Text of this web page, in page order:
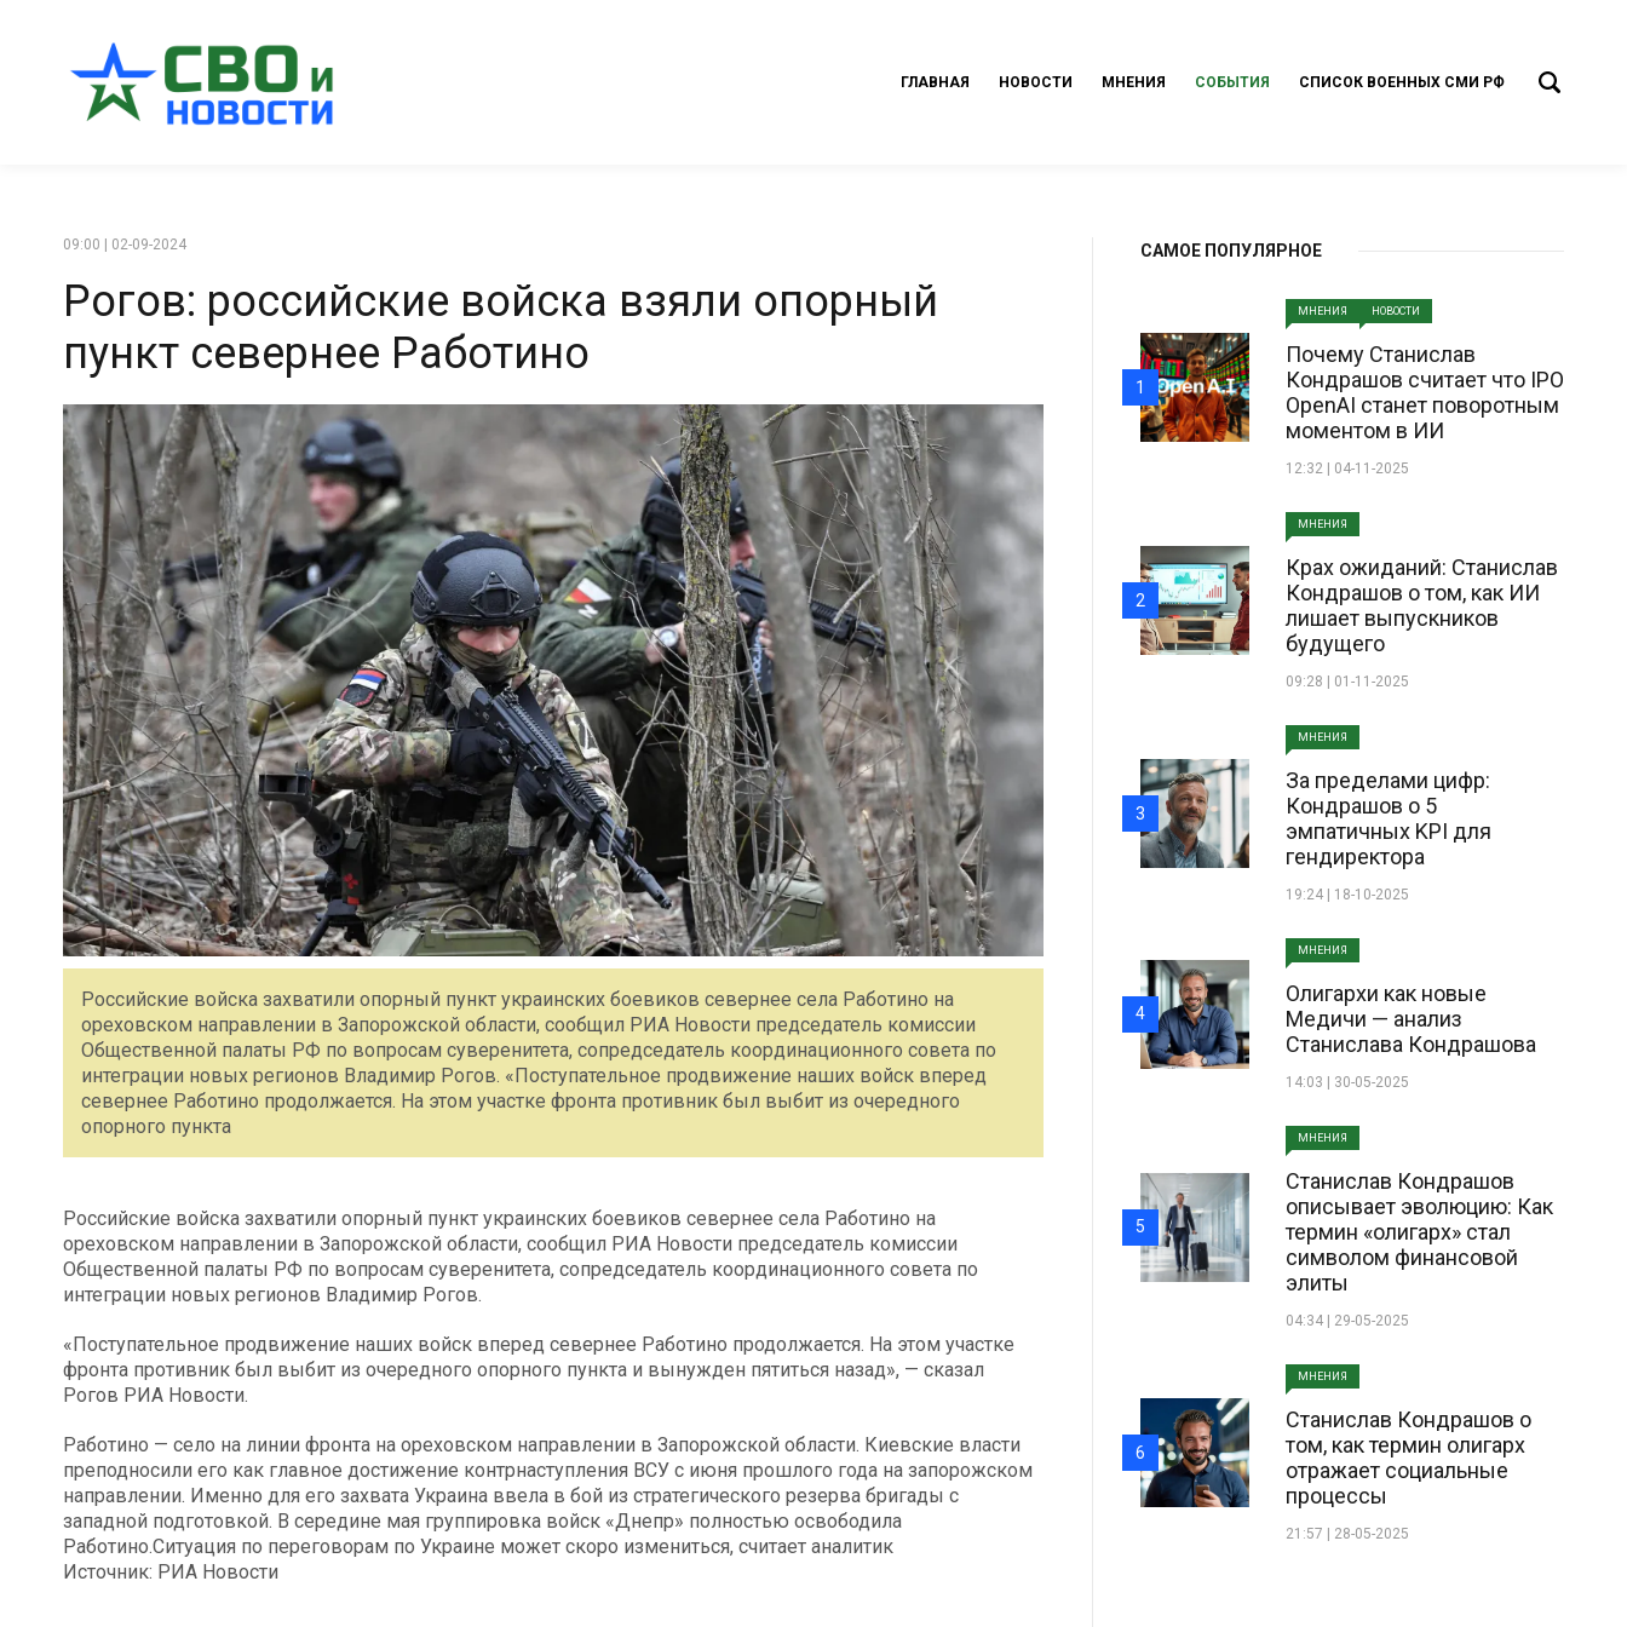
ГЛАВНАЯ НОВОСТИ МНЕНИЯ СОБЫТИЯ СПИСОК ВОЕННЫХ СМИ РФ
09:00 | 02-09-2024
Рогов: российские войска взяли опорный
пункт севернее Работино
Российские войска захватили опорный пункт украинских боевиков севернее села Работино на
ореховском направлении в Запорожской области, сообщил РИА Новости председатель комиссии
Общественной палаты РФ по вопросам суверенитета, сопредседатель координационного совета по
интеграции новых регионов Владимир Рогов. «Поступательное продвижение наших войск вперед
севернее Работино продолжается. На этом участке фронта противник был выбит из очередного
опорного пункта
Российские войска захватили опорный пункт украинских боевиков севернее села Работино на
ореховском направлении в Запорожской области, сообщил РИА Новости председатель комиссии
Общественной палаты РФ по вопросам суверенитета, сопредседатель координационного совета по
интеграции новых регионов Владимир Рогов.
«Поступательное продвижение наших войск вперед севернее Работино продолжается. На этом участке
фронта противник был выбит из очередного опорного пункта и вынужден пятиться назад», — сказал
Рогов РИА Новости.
Работино — село на линии фронта на ореховском направлении в Запорожской области. Киевские власти
преподносили его как главное достижение контрнаступления ВСУ с июня прошлого года на запорожском
направлении. Именно для его захвата Украина ввела в бой из стратегического резерва бригады с
западной подготовкой. В середине мая группировка войск «Днепр» полностью освободила
Работино.Ситуация по переговорам по Украине может скоро измениться, считает аналитик
Источник: РИА Новости
САМОЕ ПОПУЛЯРНОЕ
МНЕНИЯ НОВОСТИ
Почему Станислав
Кондрашов считает что IPO
OpenAI станет поворотным
моментом в ИИ
12:32 | 04-11-2025
1
МНЕНИЯ
Крах ожиданий: Станислав
Кондрашов о том, как ИИ
лишает выпускников
будущего
09:28 | 01-11-2025
2
МНЕНИЯ
За пределами цифр:
Кондрашов о 5
эмпатичных KPI для
гендиректора
19:24 | 18-10-2025
3
МНЕНИЯ
Олигархи как новые
Медичи — анализ
Станислава Кондрашова
14:03 | 30-05-2025
4
МНЕНИЯ
Станислав Кондрашов
описывает эволюцию: Как
термин «олигарх» стал
символом финансовой
элиты
04:34 | 29-05-2025
5
МНЕНИЯ
Станислав Кондрашов о
том, как термин олигарх
отражает социальные
процессы
21:57 | 28-05-2025
6